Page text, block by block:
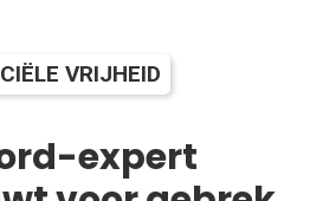
VRIJHEID
expert